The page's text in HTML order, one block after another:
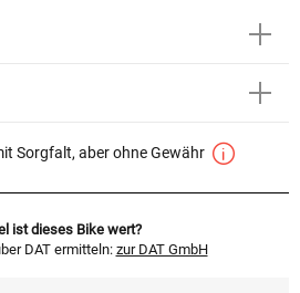
Sorgfalt, aber ohne Gewähr
ist dieses Bike wert?
DAT ermitteln: zur DAT GmbH